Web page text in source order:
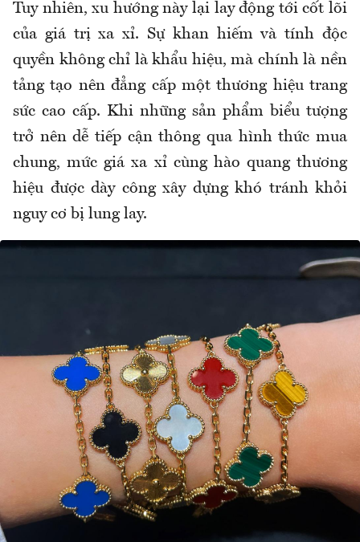
Tuy nhiên, xu hướng này lại lay động tới cốt lõi
của giá trị xa xỉ. Sự khan hiếm và tính độc
quyền không chỉ là khẩu hiệu, mà chính là nền
tảng tạo nên đẳng cấp một thương hiệu trang
sức cao cấp. Khi những sản phẩm biểu tượng
trở nên dễ tiếp cận thông qua hình thức mua
chung, mức giá xa xỉ cùng hào quang thương
hiệu được dày công xây dựng khó tránh khỏi
nguy cơ bị lung lay.